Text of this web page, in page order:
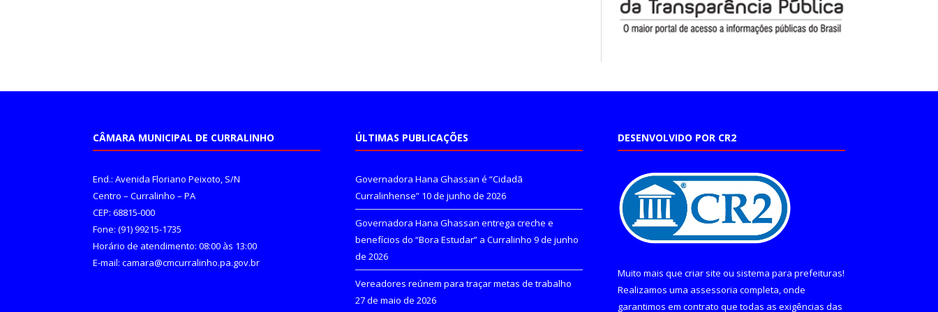
CÂMARA MUNICIPAL DE CURRALINHO
End.: Avenida Floriano Peixoto, S/N
Centro – Curralinho – PA
CEP: 68815-000
Fone: (91) 99215-1735
Horário de atendimento: 08:00 às 13:00
E-mail: camara@cmcurralinho.pa.gov.br
ÚLTIMAS PUBLICAÇÕES
Governadora Hana Ghassan é “Cidadã
Curralinhense” 10 de junho de 2026
Governadora Hana Ghassan entrega creche e
benefícios do “Bora Estudar” a Curralinho 9 de junho
de 2026
Vereadores reúnem para traçar metas de trabalho
27 de maio de 2026
DESENVOLVIDO POR CR2
Muito mais que criar site ou sistema para prefeituras!
Realizamos uma assessoria completa, onde
garantimos em contrato que todas as exigências das